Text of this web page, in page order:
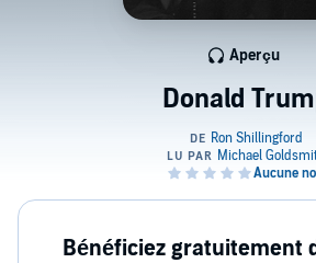
Donald
Aperçu
Bénéficiez gratuitement